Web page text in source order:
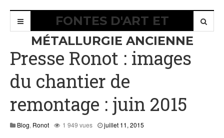
FONTES D'ART ET
MÉTALLURGIE ANCIENNE
Presse Ronot : images
du chantier de
remontage : juin 2015
Blog, Ronot 1 949 vues juillet 11, 2015